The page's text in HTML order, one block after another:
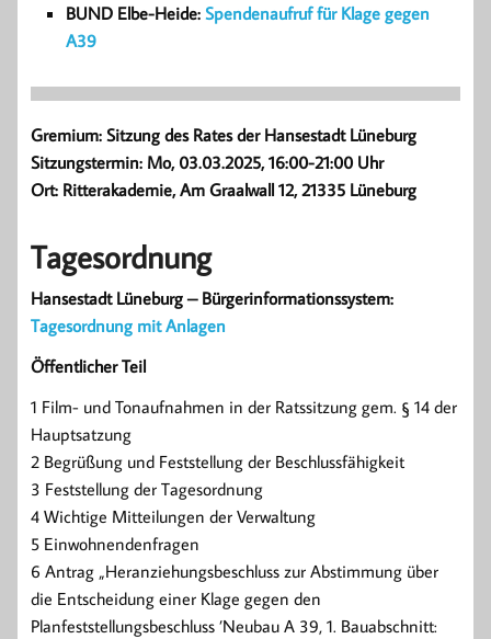
BUND Elbe-Heide: Spendenaufruf für Klage gegen
A39
Gremium: Sitzung des Rates der Hansestadt Lüneburg
Sitzungstermin: Mo, 03.03.2025, 16:00-21:00 Uhr
Ort: Ritterakademie, Am Graalwall 12, 21335 Lüneburg
Tagesordnung
Hansestadt Lüneburg – Bürgerinformationssystem:
Tagesordnung mit Anlagen
Öffentlicher Teil
1 Film- und Tonaufnahmen in der Ratssitzung gem. § 14 der
Hauptsatzung
2 Begrüßung und Feststellung der Beschlussfähigkeit
3 Feststellung der Tagesordnung
4 Wichtige Mitteilungen der Verwaltung
5 Einwohnendenfragen
6 Antrag „Heranziehungsbeschluss zur Abstimmung über
die Entscheidung einer Klage gegen den
Planfeststellungsbeschluss ’Neubau A 39, 1. Bauabschnitt: